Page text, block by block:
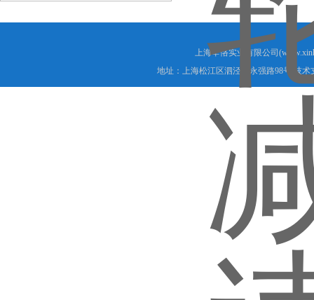
上海辛恪实业有限公司
地址：上海松江区泗泾镇永强路98号 技术